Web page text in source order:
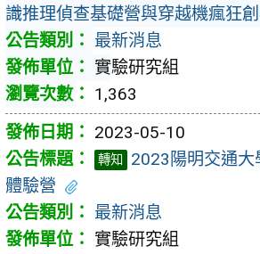
識推理偵查基礎營與穿越機瘋狂創
最新消息
實驗研究組
1,363
2023-05-10
轉知
2023陽明交通
體驗營
最新消息
實驗研究組